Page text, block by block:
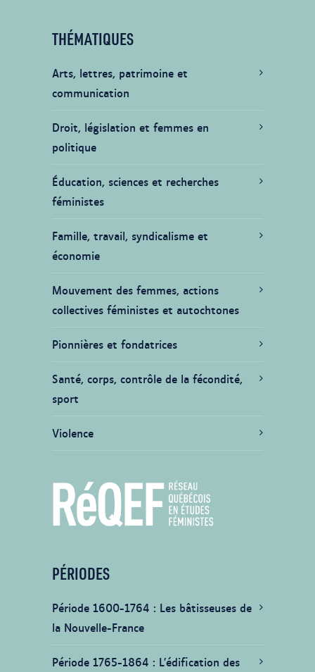
THÉMATIQUES
Arts, lettres, patrimoine et
communication
Droit, législation et femmes en
politique
Éducation, sciences et recherches
féministes
Famille, travail, syndicalisme et
économie
Mouvement des femmes, actions
collectives féministes et autochtones
Pionnières et fondatrices
Santé, corps, contrôle de la fécondité,
sport
Violence
PÉRIODES
Période 1600-1764
Les bâtisseuses de
la Nouvelle-France
Période 1765-1864
L’édification des